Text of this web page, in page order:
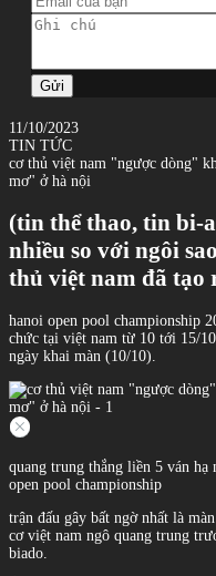
Gửi
11/10/2023
TIN TỨC
cơ thủ việt nam "ngược dòng"
mơ" ở hà nội
(tin thể thao, tin bi-
nhiều so với ngôi
thủ việt nam đã tạo
hanoi open pool championship
chức tại việt nam từ 10 tới 15/
ngày khai màn (10/10).
quang trung thắng liền 5 ván
open pool championship
trận đấu gây bất ngờ nhất là
cơ việt nam ngô quang trung
biado.